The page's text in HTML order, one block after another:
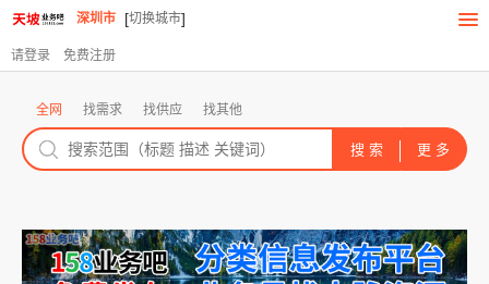
深圳市 [切换城市]
请登录 免费注册
全网 找需求 找供应 找其他